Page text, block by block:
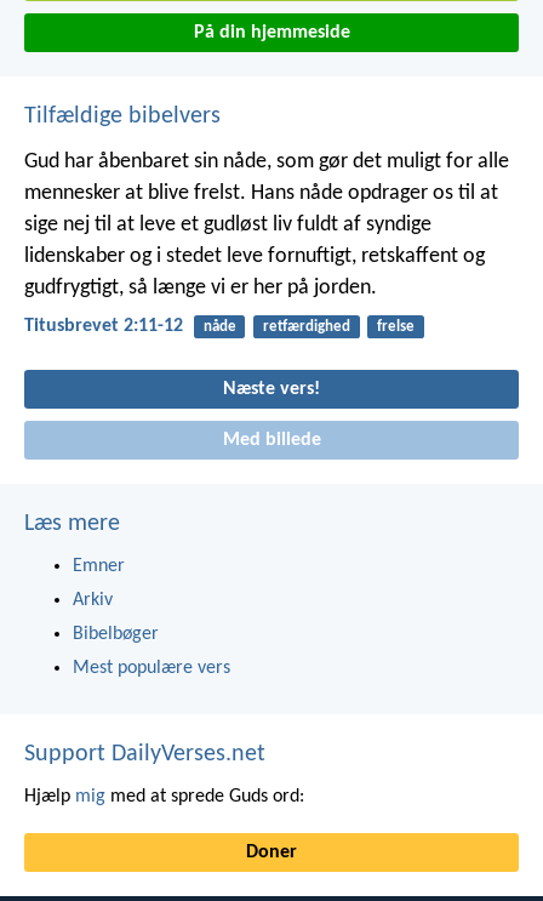
På din hjemmeside
Tilfældige bibelvers
Gud har åbenbaret sin nåde, som gør det muligt for alle
mennesker at blive frelst. Hans nåde opdrager os til at
sige nej til at leve et gudløst liv fuldt af syndige
lidenskaber og i stedet leve fornuftigt, retskaffent og
gudfrygtigt, så længe vi er her på jorden.
Titusbrevet 2:11-12 nåde retfærdighed frelse
Næste vers!
Med billede
Læs mere
Emner
Arkiv
Bibelbøger
Mest populære vers
Support DailyVerses.net
Hjælp mig med at sprede Guds ord:
Doner